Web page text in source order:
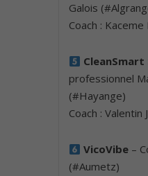
Galois
Coach : Kaceme
CleanSmart
professionnel
(#Hayange)
Coach : Valentin
VicoVibe –
(#Aumetz)